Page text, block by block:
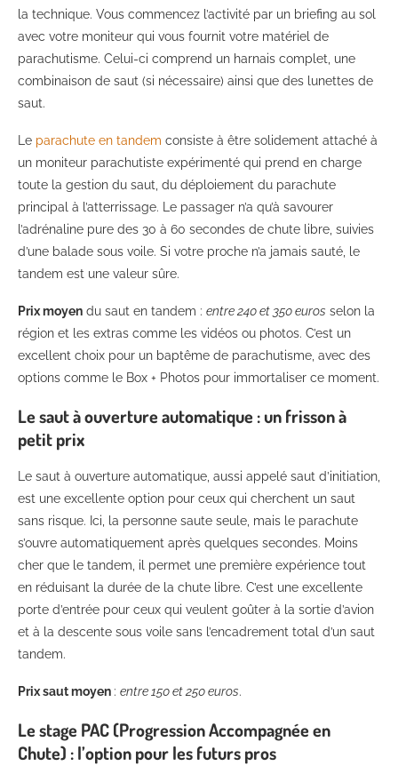
la technique. Vous commencez l’activité par un briefing au sol
avec votre moniteur qui vous fournit votre matériel de
parachutisme. Celui-ci comprend un harnais complet, une
combinaison de saut (si nécessaire) ainsi que des lunettes de
saut.
Le parachute en tandem consiste à être solidement attaché à
un moniteur parachutiste expérimenté qui prend en charge
toute la gestion du saut, du déploiement du parachute
principal à l’atterrissage. Le passager n’a qu’à savourer
l’adrénaline pure des 30 à 60 secondes de chute libre, suivies
d’une balade sous voile. Si votre proche n’a jamais sauté, le
tandem est une valeur sûre.
Prix moyen du saut en tandem : entre 240 et 350 euros selon la
région et les extras comme les vidéos ou photos. C’est un
excellent choix pour un baptême de parachutisme, avec des
options comme le Box + Photos pour immortaliser ce moment.
Le saut à ouverture automatique : un frisson à
petit prix
Le saut à ouverture automatique, aussi appelé saut d’initiation,
est une excellente option pour ceux qui cherchent un saut
sans risque. Ici, la personne saute seule, mais le parachute
s’ouvre automatiquement après quelques secondes. Moins
cher que le tandem, il permet une première expérience tout
en réduisant la durée de la chute libre. C’est une excellente
porte d’entrée pour ceux qui veulent goûter à la sortie d’avion
et à la descente sous voile sans l’encadrement total d’un saut
tandem.
Prix saut moyen : entre 150 et 250 euros.
Le stage PAC (Progression Accompagnée en
Chute) : l’option pour les futurs pros